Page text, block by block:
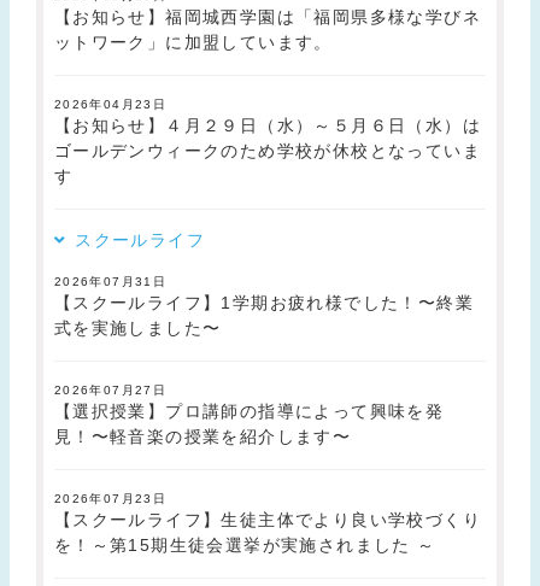
【お知らせ】福岡城西学園は「福岡県多様な学びネ
ットワーク」に加盟しています。
2026年04月23日
【お知らせ】４月２９日（水）～５月６日（水）は
ゴールデンウィークのため学校が休校となっていま
す
スクールライフ
2026年07月31日
【スクールライフ】1学期お疲れ様でした！〜終業
式を実施しました〜
2026年07月27日
【選択授業】プロ講師の指導によって興味を発
見！〜軽音楽の授業を紹介します〜
2026年07月23日
【スクールライフ】生徒主体でより良い学校づくり
を！～第15期生徒会選挙が実施されました ～